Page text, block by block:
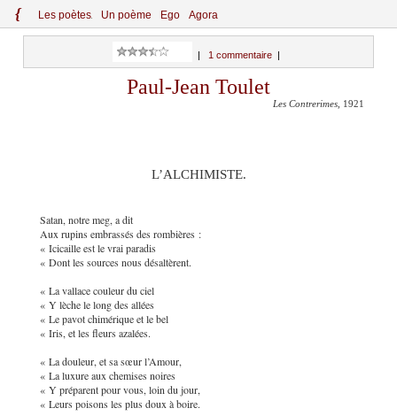
{ Les poètes Un poème Ego Agora
1 commentaire|
Paul-Jean Toulet
Les Contrerimes , 1921
L’ALCHIMISTE.
Satan, notre meg, a dit
Aux rupins embrassés des rombières :
« Icicaille est le vrai paradis
« Dont les sources nous désaltèrent.
« La vallace couleur du ciel
« Y lèche le long des allées
« Le pavot chimérique et le bel
« Iris, et les fleurs azalées.
« La douleur, et sa sœur l’Amour,
« La luxure aux chemises noires
« Y préparent pour vous, loin du jour,
« Leurs poisons les plus doux à boire.